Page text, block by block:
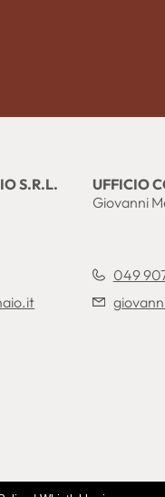
S.R.L.
UFFICIO
Giovanni
049